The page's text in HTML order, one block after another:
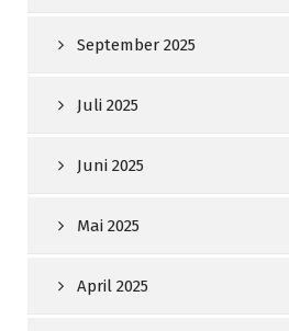
September 2025
Juli 2025
Juni 2025
Mai 2025
April 2025